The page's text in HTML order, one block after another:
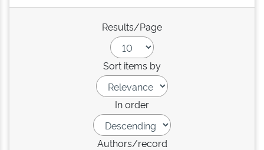
Results/Page
Sort items by
In order
Authors/record